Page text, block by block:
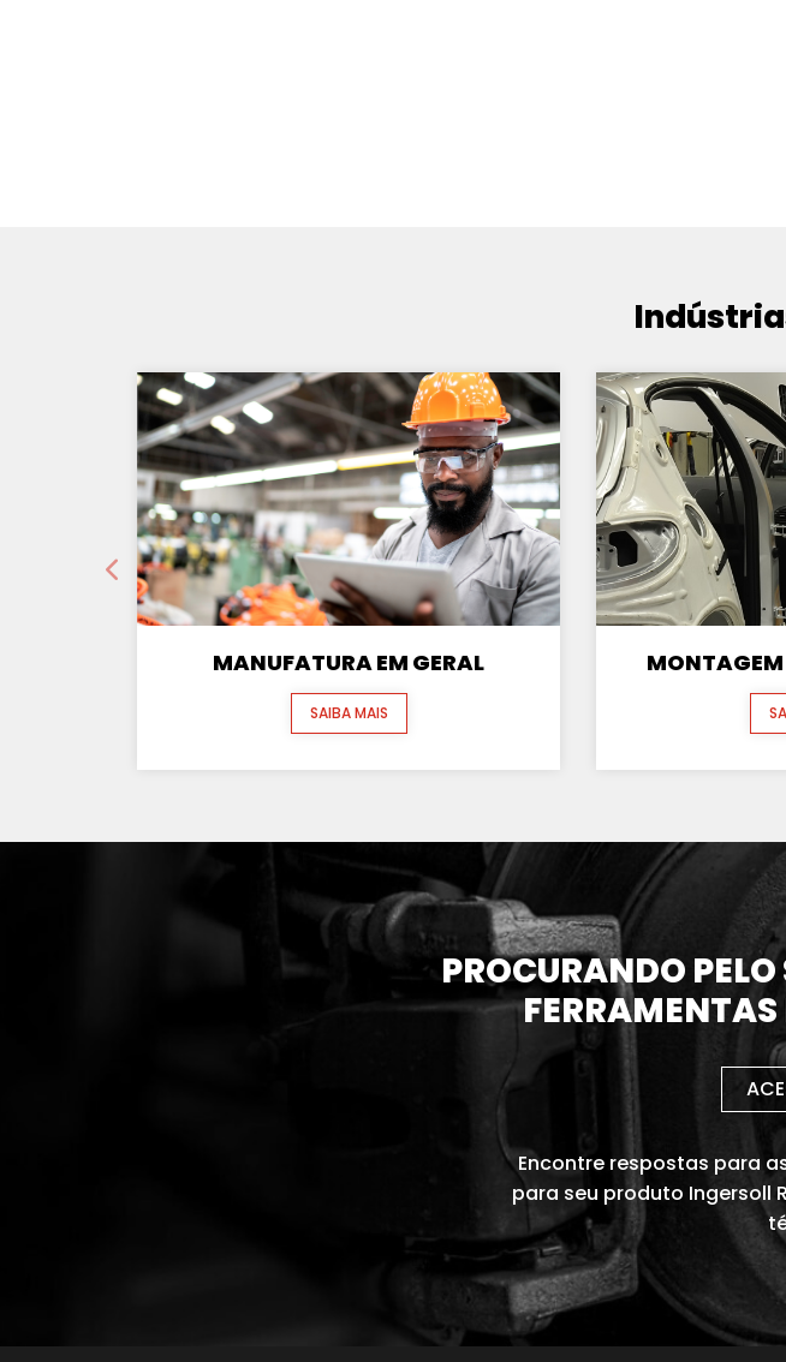
MANUFATURA EM GERAL
SAIBA MAIS
PROCURANDO
Encontre respostas para
para seu produto Ingersoll